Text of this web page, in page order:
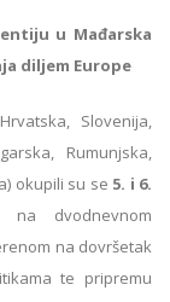
u Mađarska
diljem Europe
Slovenija,
Rumunjska,
okupili su se 5. i 6.
, na dvodnevnom
na dovršetak
te pripremu